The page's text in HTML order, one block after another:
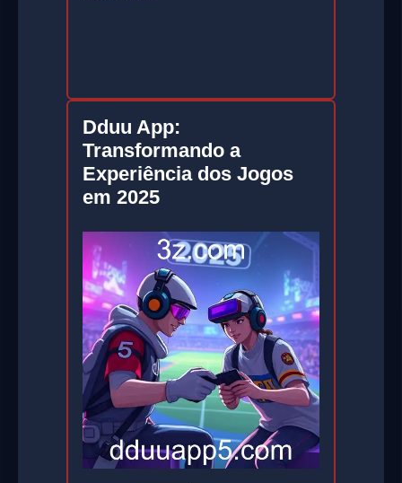
Dduu App:
Transformando a
Experiência dos Jogos
em 2025